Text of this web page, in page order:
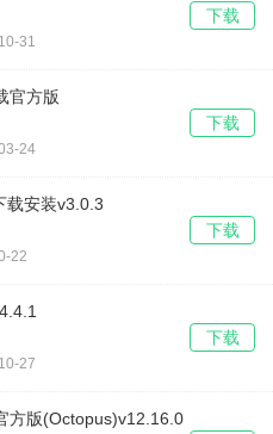
31
下载
官方版
官方正版
24
下载
载安装v3.0.3
22
下载
27
下载
方版(Octopus)v12.16.0